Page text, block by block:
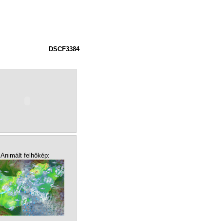
DSCF3384
Animált felhőkép: